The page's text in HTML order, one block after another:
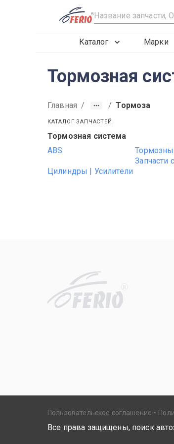
R
Каталог Марки
Тормозная
Главная / / Тормоза
КАТАЛОГ ЗАПЧАСТЕЙ
Тормозная система
ABS
Запчасти
Цилиндры | Усилители
2019
R
Пользовательское соглашение
Все права защищены, поиск